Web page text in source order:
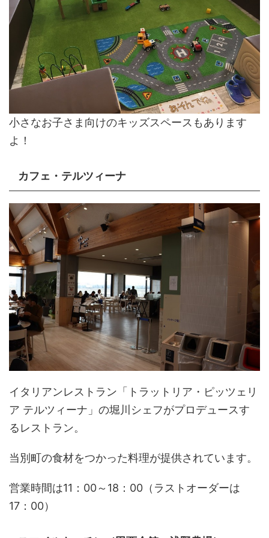
小さなお子さま向けのキッズスペースもあります
よ！
カフェ・テルツィーナ
イタリアンレストラン「トラットリア・ピッツェリ
ア テルツィーナ」の堀川シェフがプロデュースす
るレストラン。
当別町の食材をつかった料理が提供されています。
営業時間は11：00～18：00（ラストオーダーは
17：00）